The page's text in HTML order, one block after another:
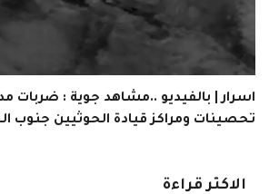
اسرار | بالفيديو ..مشاهد جوية : ضربات
تحصينات ومراكز قيادة الحوثيين جنوب
الاكثر قراءة